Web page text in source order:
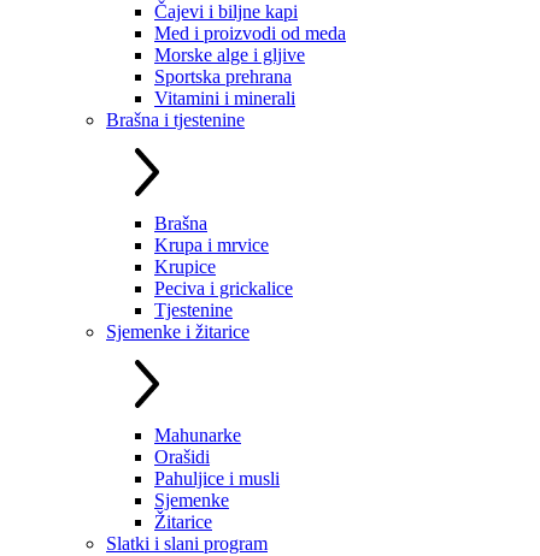
Čajevi i biljne kapi
Med i proizvodi od meda
Morske alge i gljive
Sportska prehrana
Vitamini i minerali
Brašna i tjestenine
Brašna
Krupa i mrvice
Krupice
Peciva i grickalice
Tjestenine
Sjemenke i žitarice
Mahunarke
Orašidi
Pahuljice i musli
Sjemenke
Žitarice
Slatki i slani program